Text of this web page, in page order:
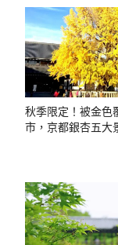
秋季限定！被金色
市，京都銀杏五大